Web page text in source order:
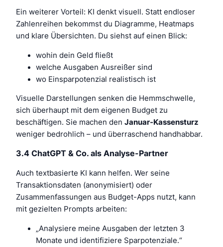
Ein weiterer Vorteil: KI denkt visuell. Statt endloser
Zahlenreihen bekommst du Diagramme, Heatmaps
und klare Übersichten. Du siehst auf einen Blick:
wohin dein Geld fließt
welche Ausgaben Ausreißer sind
wo Einsparpotenzial realistisch ist
Visuelle Darstellungen senken die Hemmschwelle,
sich überhaupt mit dem eigenen Budget zu
beschäftigen. Sie machen den Januar-Kassensturz
weniger bedrohlich – und überraschend handhabbar.
3.4 ChatGPT & Co. als Analyse-Partner
Auch textbasierte KI kann helfen. Wer seine
Transaktionsdaten (anonymisiert) oder
Zusammenfassungen aus Budget-Apps nutzt, kann
mit gezielten Prompts arbeiten:
„Analysiere meine Ausgaben der letzten 3
Monate und identifiziere Sparpotenziale.“